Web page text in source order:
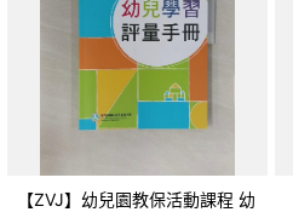
【ZVJ】幼兒園教保活動課程 幼